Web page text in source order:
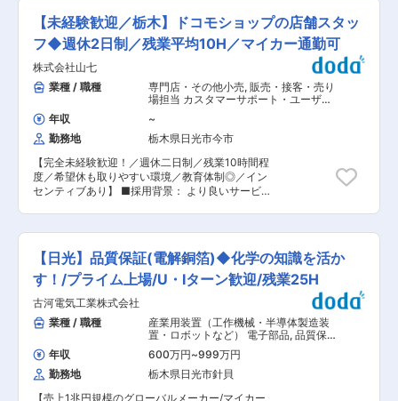
【未経験歓迎／栃木】ドコモショップの店舗スタッ
フ◆週休2日制／残業平均10H／マイカー通勤可
株式会社山七
業種 / 職種
専門店・その他小売, 販売・接客・売り
場担当 カスタマーサポート・ユーザー
年収
~
勤務地
栃木県日光市今市
【完全未経験歓迎！／週休二日制／残業10時間程
度／希望休も取りやすい環境／教育体制◎／イン
センティブあり】 ■採用背景： より良いサービ
業務内容： 移動体通信機器及び関連機器の販売な
どを行う当社にて、ドコモショップの店舗スタッ
フをお任せいたします。 店舗は24名体制になっ
ており、20〜40代まで幅広い年代が活躍中で
す。 ※半数は未経験からの中途入社者となってい
ます。前職は飲食店経験者・工場スタッフなど
様々なバックグラウンドの方がいらっしゃいま
す。 ■詳細： ・携帯電話、スマートフォン、タ
ブレットなどの販売・契約業務 ・料金プランの見
直し、最適サービスのご紹介 ・携帯電話、スマー
トフォン、タブレットなどの使い方のご説明 ・電
話料金収納業務、付属品（充電器等）の販売業務
【日光】品質保証(電解銅箔)◆化学の知識を活か
す！/プライム上場/U・Iターン歓迎/残業25H
古河電気工業株式会社
業種 / 職種
産業用装置（工作機械・半導体製造装
置・ロボットなど） 電子部品, 品質保
証（電気・電子・半導体） 品質保証・
監査（加工成型品）（樹脂・金属・鉄
鋼・ガラスなど）
年収 600万円~999万円
勤務地
栃木県日光市針貝
【売上1兆円規模のグローバルメーカー/マイカー